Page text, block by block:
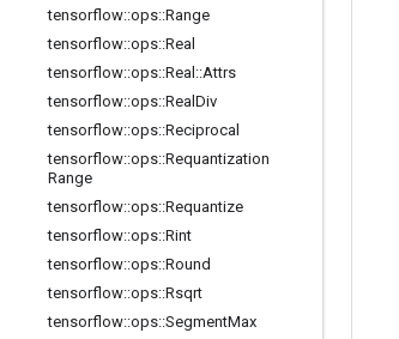
tensorflow::ops::Range
tensorflow::ops::Real
tensorflow::ops::Real ::Attrs
tensorflow::ops::Real Div
tensorflow::ops::Reciprocal
tensorflow::ops::Requantization
Range
tensorflow::ops::Requantize
tensorflow::ops::Rint
tensorflow::ops::Round
tensorflow::ops::Rsqrt
tensorflow::ops::SegmentMax